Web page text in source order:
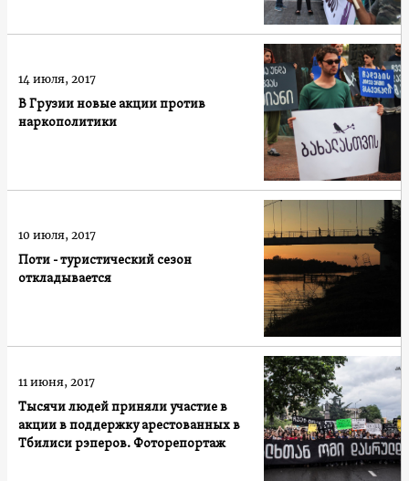
В Грузии новые акции против
наркополитики
14 июля, 2017
Поти - туристический сезон
откладывается
10 июля, 2017
Тысячи людей приняли участие в
акции в поддержку арестованных в
Тбилиси рэперов. Фоторепортаж
11 июня, 2017